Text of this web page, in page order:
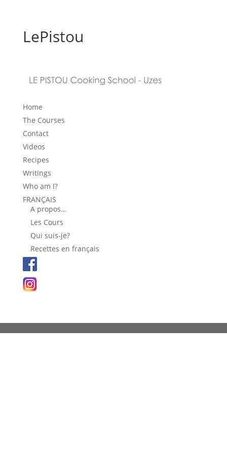
LePistou
Home
The Courses
Contact
Videos
Recipes
Writings
Who am I?
FRANÇAIS
A propos…
Les Cours
Qui suis-je?
Recettes en français